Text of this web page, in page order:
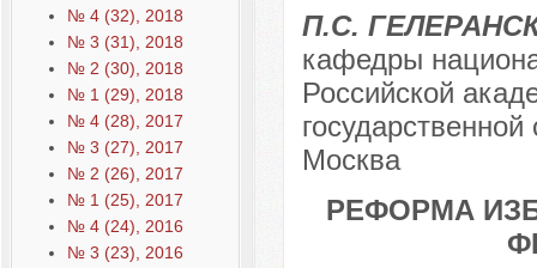
№ 4 (32), 2018
№ 3 (31), 2018
№ 2 (30), 2018
№ 1 (29), 2018
№ 4 (28), 2017
№ 3 (27), 2017
№ 2 (26), 2017
№ 1 (25), 2017
№ 4 (24), 2016
№ 3 (23), 2016
П.С.
кафедры
Российской
Москва
РЕФОРМА